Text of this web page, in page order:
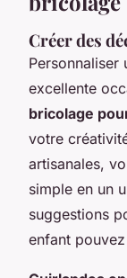
Créer des
Personnaliser
excellente
bricolage
votre
artisanales,
simple en un
suggestions
enfant